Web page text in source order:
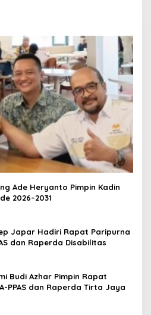
Ade Heryanto Pimpin Kadin
2026–2031
Japar Hadiri Rapat Paripurna
dan Raperda Disabilitas
Budi Azhar Pimpin Rapat
PPAS dan Raperda Tirta Jaya